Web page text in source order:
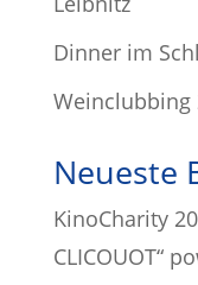
Dinner im
Weinclubbing
Neueste
KinoCharity
CLICOUOT“